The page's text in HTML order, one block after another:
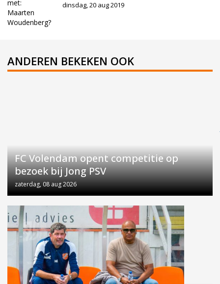
dinsdag, 20 aug 2019
ANDEREN BEKEKEN OOK
FC Volendam opent competitie op
bezoek bij Jong PSV
zaterdag, 08 aug 2026